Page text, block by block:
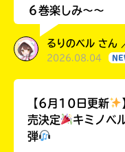
６巻楽しみ～～
るりのベル さん
2026.08.04
【6月10日更新
売決定
キミノベ
弾